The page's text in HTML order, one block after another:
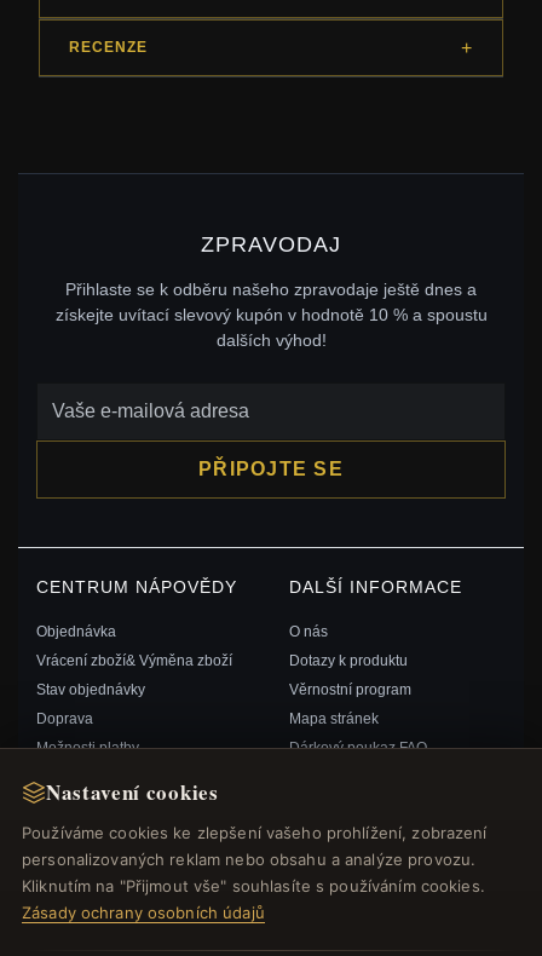
Nastavení cookies
Používáme cookies ke zlepšení vašeho prohlížení, zobrazení
personalizovaných reklam nebo obsahu a analýze provozu.
Kliknutím na "Přijmout vše" souhlasíte s používáním cookies.
Zásady ochrany osobních údajů
RECENZE
ZPRAVODAJ
Přihlaste se k odběru našeho zpravodaje ještě dnes a
získejte uvítací slevový kupón v hodnotě 10 % a spoustu
dalších výhod!
PŘIPOJTE SE
CENTRUM NÁPOVĚDY
Objednávka
Vrácení zboží& Výměna zboží
Stav objednávky
Doprava
Možnosti platby
Kontaktujte nás
DALŠÍ INFORMACE
O nás
Dotazy k produktu
Věrnostní program
Mapa stránek
Dárkový poukaz FAQ
RYCHLÉ ODKAZY
Nové produkty
Speciální nabídky
SLEDUJTE NÁS